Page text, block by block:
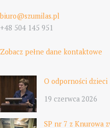
biuro@szumilas.pl
+48 504 145 951
Zobacz pełne dane kontaktowe
O odporności dzieci
19 czerwca 2026
SP nr 7 z Knurowa